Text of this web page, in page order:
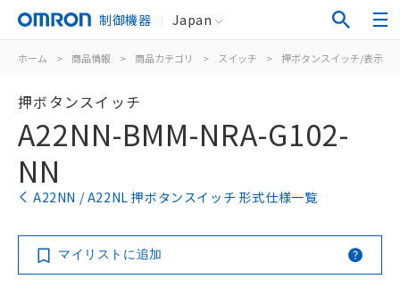
制御機器 Japan
ホーム > 商品情報 > 商品カテゴリ > スイッチ > 押ボタンスイッチ/表示灯
押ボタンスイッチ
A22NN-BMM-NRA-G102-
NN
A22NN / A22NL 押ボタンスイッチ 形式仕様一覧
マイリストに追加